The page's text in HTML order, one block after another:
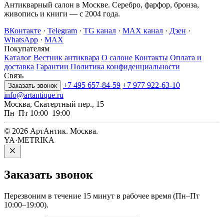
Антикварный салон в Москве. Серебро, фарфор, бронза,
живопись и книги — с 2004 года.
ВКонтакте · Telegram · TG канал · MAX канал · Дзен ·
WhatsApp · MAX
Покупателям
Каталог Вестник антиквара О салоне Контакты Оплата и
доставка Гарантии Политика конфиденциальности
Связь
Заказать звонок +7 495 657-84-59 +7 977 922-63-10
info@artantique.ru
Москва, Скатертный пер., 15
Пн–Пт 10:00–19:00
© 2026 АртАнтик. Москва.
YA·METRIKA
Заказать звонок
Перезвоним в течение 15 минут в рабочее время (Пн–Пт
10:00–19:00).